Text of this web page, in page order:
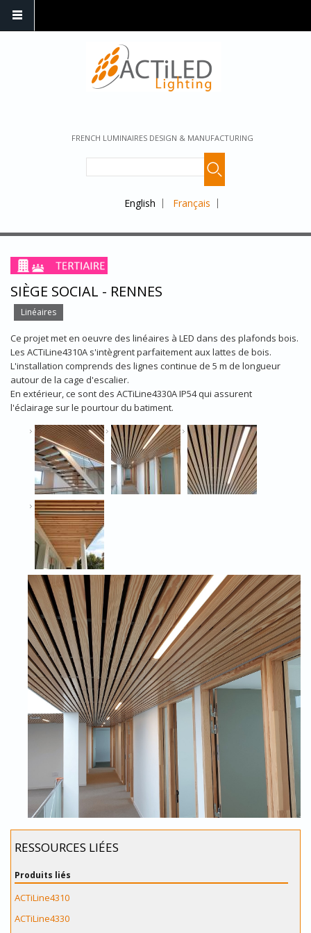
FRENCH LUMINAIRES DESIGN & MANUFACTURING
English Français
SIÈGE SOCIAL - RENNES
Linéaires
Ce projet met en oeuvre des linéaires à LED dans des plafonds bois.
Les ACTiLine4310A s'intègrent parfaitement aux lattes de bois.
L'installation comprends des lignes continue de 5 m de longueur
autour de la cage d'escalier.
En extérieur, ce sont des ACTiLine4330A IP54 qui assurent
l'éclairage sur le pourtour du batiment.
RESSOURCES LIÉES
Produits liés
ACTiLine4310
ACTiLine4330